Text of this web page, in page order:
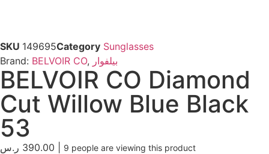
SKU 149695Category Sunglasses
Brand: BELVOIR CO, بيلفوار
BELVOIR CO Diamond
Cut Willow Blue Black
53
390.00 ر.س 9 people are viewing this product